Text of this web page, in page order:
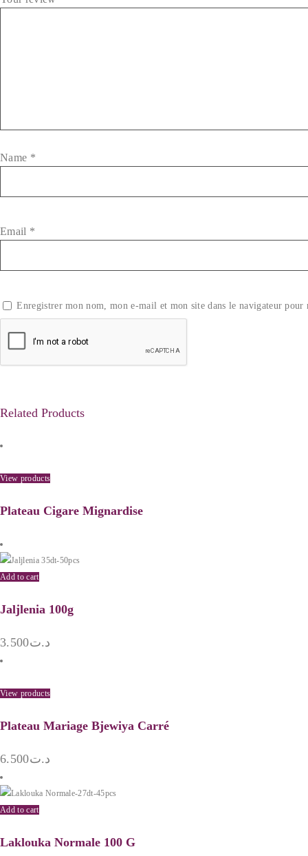
Name *
Email *
Enregistrer mon nom, mon e-mail et mon site dans le navigateur pour
Related Products
View products
Plateau Cigare Mignardise
Add to cart
Jaljlenia 100g
د.ت3.500
View products
Plateau Mariage Bjewiya Carré
د.ت6.500
Add to cart
Laklouka Normale 100 G